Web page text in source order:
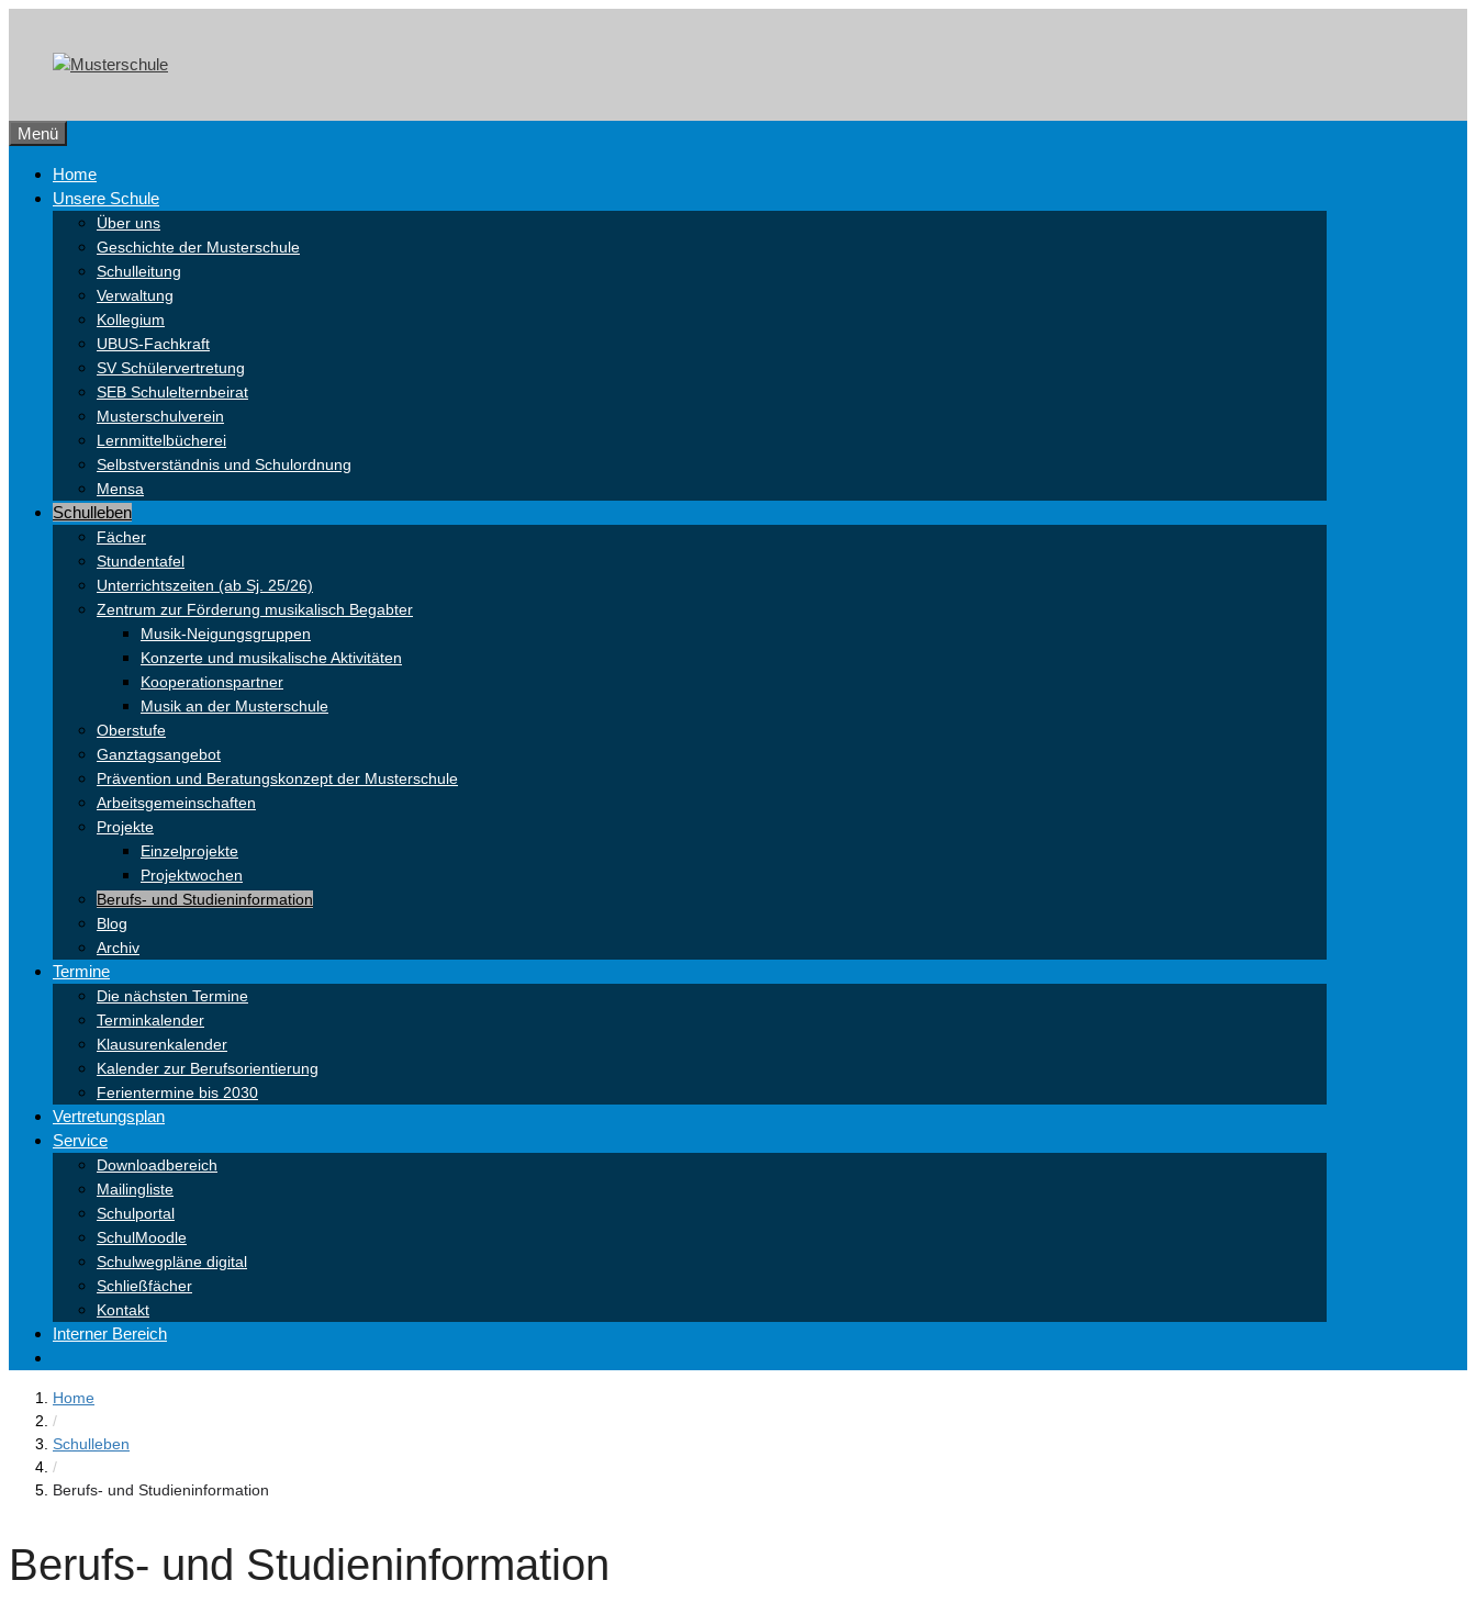
springen
content
Menü
Home
Unsere Schule
Über uns
Geschichte der Musterschule
Schulleitung
Verwaltung
Kollegium
UBUS-Fachkraft
SV Schülervertretung
SEB Schulelternbeirat
Musterschulverein
Lernmittelbücherei
Selbstverständnis und Schulordnung
Mensa
Schulleben
Fächer
Stundentafel
Unterrichtszeiten (ab Sj. 25/26)
Zentrum zur Förderung musikalisch Begabter
Musik-Neigungsgruppen
Konzerte und musikalische Aktivitäten
Kooperationspartner
Musik an der Musterschule
Oberstufe
Ganztagsangebot
Prävention und Beratungskonzept der Musterschule
Arbeitsgemeinschaften
Projekte
Einzelprojekte
Projektwochen
Berufs- und Studieninformation
Blog
Archiv
Termine
Die nächsten Termine
Terminkalender
Klausurenkalender
Kalender zur Berufsorientierung
Ferientermine bis 2030
Vertretungsplan
Service
Downloadbereich
Mailingliste
Schulportal
SchulMoodle
Schulwegpläne digital
Schließfächer
Kontakt
Interner Bereich
Home
/
Schulleben
/
Berufs- und Studieninformation
Berufs- und Studieninformation